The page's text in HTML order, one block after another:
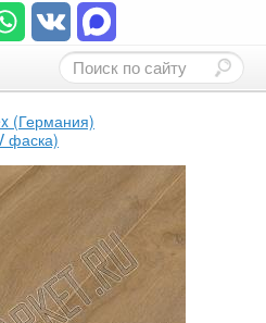
(Германия)
фаска)